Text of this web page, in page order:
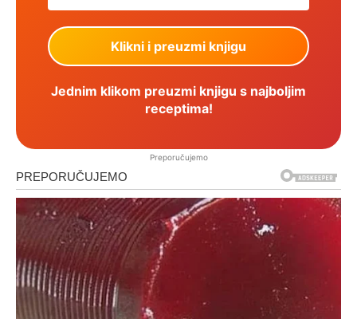
Jednim klikom preuzmi knjigu s najboljim
receptima!
Preporučujemo